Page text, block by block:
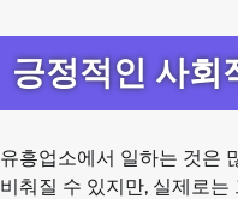
긍정적인 사회
유흥업소에서 일하는 것은
비춰질 수 있지만, 실제로